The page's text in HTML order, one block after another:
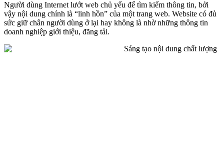
Người dùng Internet lướt web chủ yếu để tìm kiếm thông tin, bởi
vậy nội dung chính là “linh hồn” của một trang web. Website có đủ
sức giữ chân người dùng ở lại hay không là nhờ những thông tin
doanh nghiệp giới thiệu, đăng tải.